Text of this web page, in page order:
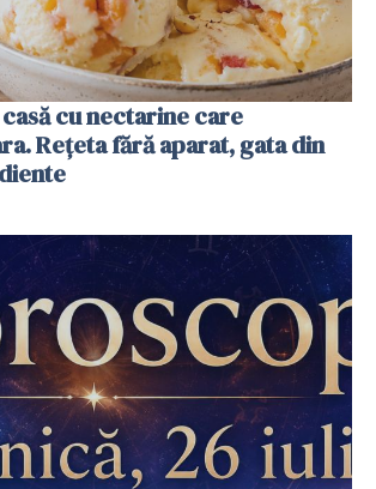
cu nectarine care
Rețeta fără aparat, gata din